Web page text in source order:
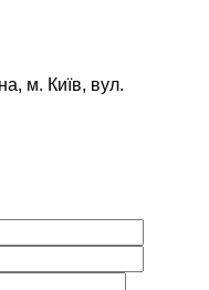
м. Київ, вул.